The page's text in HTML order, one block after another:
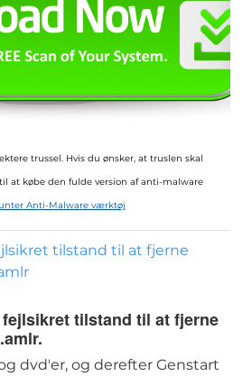
trussel. Hvis du ønsker, at truslen skal
at købe den fulde version af anti-malware
Anti-Malware værktøj
tilstand til at fjerne
fejlsikret tilstand til at fjerne
dvd'er, og derefter Genstart